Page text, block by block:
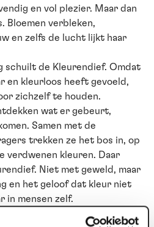
en vol plezier. Maar dan
Bloemen verbleken,
en zelfs de lucht lijkt haar
schuilt de Kleurendief. Omdat
en kleurloos heeft gevoeld,
zichzelf te houden.
wat er gebeurt,
Samen met de
trekken ze het bos in, op
verdwenen kleuren. Daar
Niet met geweld, maar
en het geloof dat kleur niet
in mensen zelf.